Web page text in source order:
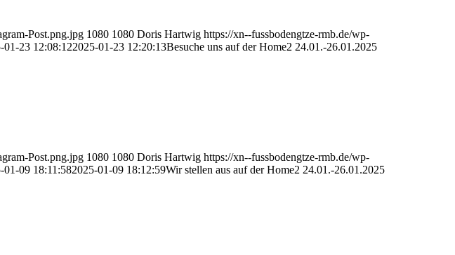
Post.png.jpg 1080 1080 Doris Hartwig https://xn--fussbodengtze-rmb.de/wp-
01-23 12:08:122025-01-23 12:20:13Besuche uns auf der Home2 24.01.-26.01.2025
Post.png.jpg 1080 1080 Doris Hartwig https://xn--fussbodengtze-rmb.de/wp-
01-09 18:11:582025-01-09 18:12:59Wir stellen aus auf der Home2 24.01.-26.01.2025